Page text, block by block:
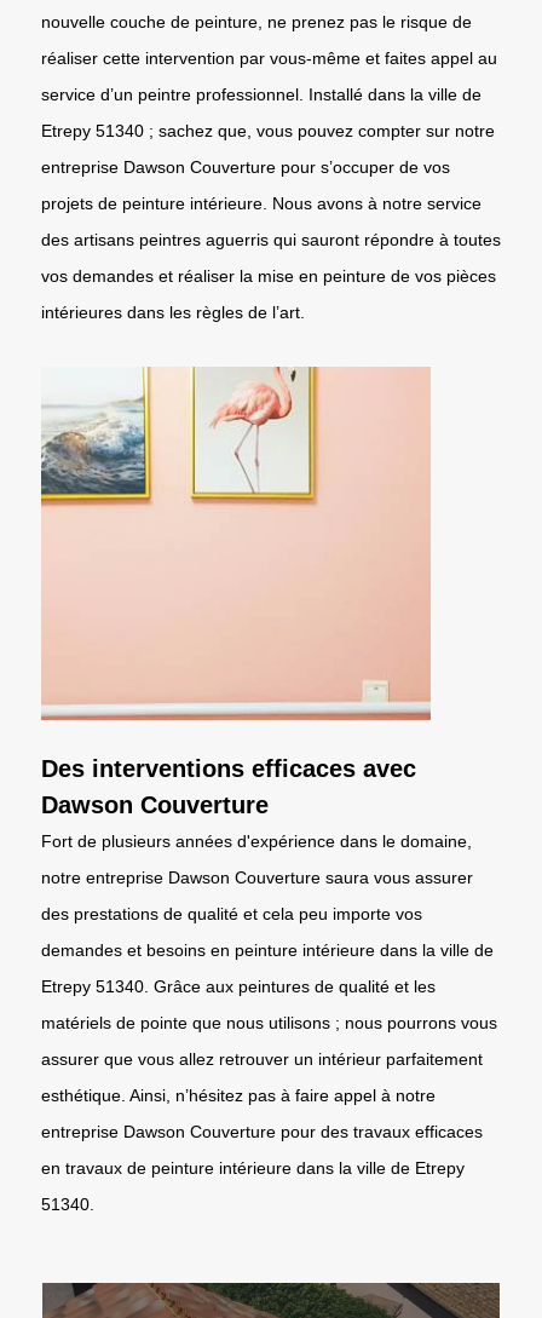
nouvelle couche de peinture, ne prenez pas le risque de
réaliser cette intervention par vous-même et faites appel au
service d’un peintre professionnel. Installé dans la ville de
Etrepy 51340 ; sachez que, vous pouvez compter sur notre
entreprise Dawson Couverture pour s’occuper de vos
projets de peinture intérieure. Nous avons à notre service
des artisans peintres aguerris qui sauront répondre à toutes
vos demandes et réaliser la mise en peinture de vos pièces
intérieures dans les règles de l’art.
Des interventions efficaces avec
Dawson Couverture
Fort de plusieurs années d'expérience dans le domaine,
notre entreprise Dawson Couverture saura vous assurer
des prestations de qualité et cela peu importe vos
demandes et besoins en peinture intérieure dans la ville de
Etrepy 51340. Grâce aux peintures de qualité et les
matériels de pointe que nous utilisons ; nous pourrons vous
assurer que vous allez retrouver un intérieur parfaitement
esthétique. Ainsi, n’hésitez pas à faire appel à notre
entreprise Dawson Couverture pour des travaux efficaces
en travaux de peinture intérieure dans la ville de Etrepy
51340.